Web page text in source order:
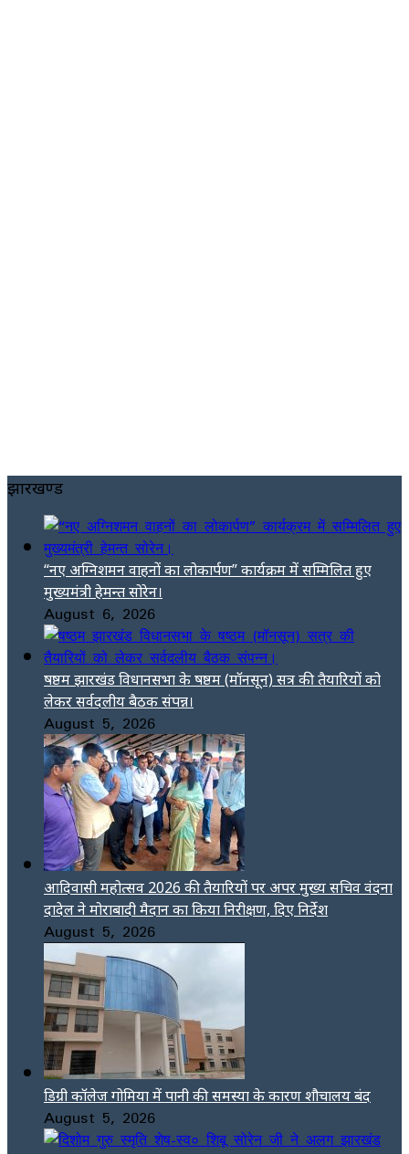
झारखण्ड
“नए अग्निशमन वाहनों का लोकार्पण” कार्यक्रम में सम्मिलित हुए
मुख्यमंत्री हेमन्त सोरेन।
August 6, 2026
षष्ठम झारखंड विधानसभा के षष्ठम (मॉनसून) सत्र की तैयारियों को
लेकर सर्वदलीय बैठक संपन्न।
August 5, 2026
आदिवासी महोत्सव 2026 की तैयारियों पर अपर मुख्य सचिव वंदना
दादेल ने मोराबादी मैदान का किया निरीक्षण, दिए निर्देश
August 5, 2026
डिग्री कॉलेज गोमिया में पानी की समस्या के कारण शौचालय बंद
August 5, 2026